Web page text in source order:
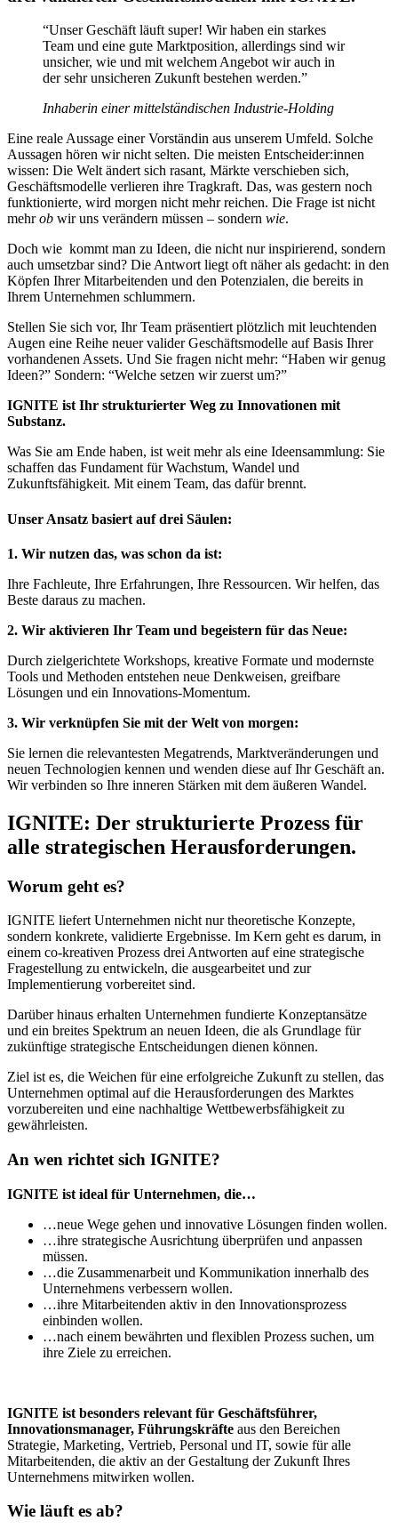
“Unser Geschäft läuft super! Wir haben ein starkes
Team und eine gute Marktposition, allerdings sind wir
unsicher, wie und mit welchem Angebot wir auch in
der sehr unsicheren Zukunft bestehen werden.”
Inhaberin einer mittelständischen Industrie-Holding
Eine reale Aussage einer Vorständin aus unserem Umfeld. Solche
Aussagen hören wir nicht selten. Die meisten Entscheider:innen
wissen: Die Welt ändert sich rasant, Märkte verschieben sich,
Geschäftsmodelle verlieren ihre Tragkraft. Das, was gestern noch
funktionierte, wird morgen nicht mehr reichen. Die Frage ist nicht
mehrob wir uns verändern müssen – sondern wie.
Doch wie kommt man zu Ideen, die nicht nur inspirierend, sondern
auch umsetzbar sind? Die Antwort liegt oft näher als gedacht: in den
Köpfen Ihrer Mitarbeitenden und den Potenzialen, die bereits in
Ihrem Unternehmen schlummern.
Stellen Sie sich vor, Ihr Team präsentiert plötzlich mit leuchtenden
Augen eine Reihe neuer valider Geschäftsmodelle auf Basis Ihrer
vorhandenen Assets. Und Sie fragen nicht mehr: “Haben wir genug
Ideen?” Sondern: “Welche setzen wir zuerst um?”
IGNITE ist Ihr strukturierter Weg zu Innovationen mit
Substanz.
Was Sie am Ende haben, ist weit mehr als eine Ideensammlung: Sie
schaffen das Fundament für Wachstum, Wandel und
Zukunftsfähigkeit. Mit einem Team, das dafür brennt.
Unser Ansatz basiert auf drei Säulen:
1. Wir nutzen das, was schon da ist:
Ihre Fachleute, Ihre Erfahrungen, Ihre Ressourcen. Wir helfen, das
Beste daraus zu machen.
2. Wir aktivieren Ihr Team und begeistern für das Neue:
Durch zielgerichtete Workshops, kreative Formate und modernste
Tools und Methoden entstehen neue Denkweisen, greifbare
Lösungen und ein Innovations-Momentum.
3. Wir verknüpfen Sie mit der Welt von morgen:
Sie lernen die relevantesten Megatrends, Marktveränderungen und
neuen Technologien kennen und wenden diese auf Ihr Geschäft an.
Wir verbinden so Ihre inneren Stärken mit dem äußeren Wandel.
IGNITE: Der strukturierte Prozess für
alle strategischen Herausforderungen.​
Worum geht es?
IGNITE liefert Unternehmen nicht nur theoretische Konzepte,
sondern konkrete, validierte Ergebnisse. Im Kern geht es darum, in
einem co-kreativen Prozess drei Antworten auf eine strategische
Fragestellung zu entwickeln, die ausgearbeitet und zur
Implementierung vorbereitet sind.
Darüber hinaus erhalten Unternehmen fundierte Konzeptansätze
und ein breites Spektrum an neuen Ideen, die als Grundlage für
zukünftige strategische Entscheidungen dienen können.
Ziel ist es, die Weichen für eine erfolgreiche Zukunft zu stellen, das
Unternehmen optimal auf die Herausforderungen des Marktes
vorzubereiten und eine nachhaltige Wettbewerbsfähigkeit zu
gewährleisten.
An wen richtet sich IGNITE?
IGNITE ist ideal für Unternehmen, die…
…neue Wege gehen und innovative Lösungen finden wollen.
…ihre strategische Ausrichtung überprüfen und anpassen
müssen.
…die Zusammenarbeit und Kommunikation innerhalb des
Unternehmens verbessern wollen.
…ihre Mitarbeitenden aktiv in den Innovationsprozess
einbinden wollen.
…nach einem bewährten und flexiblen Prozess suchen, um
ihre Ziele zu erreichen.
IGNITE ist besonders relevant für Geschäftsführer,
Innovationsmanager, Führungskräfte aus den Bereichen
Strategie, Marketing, Vertrieb, Personal und IT, sowie für alle
Mitarbeitenden, die aktiv an der Gestaltung der Zukunft Ihres
Unternehmens mitwirken wollen.
Wie läuft es ab?